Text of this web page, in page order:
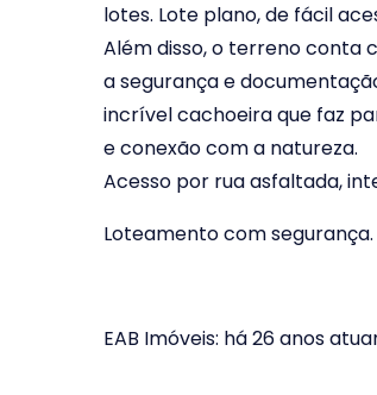
lotes. Lote plano, de fácil
Além disso, o terreno conta
a segurança e
incrível cachoeira que faz
e conexão com a natureza.
Acesso por rua asfaltada,
Loteamento com segurança.
EAB Imóveis: há 26 anos